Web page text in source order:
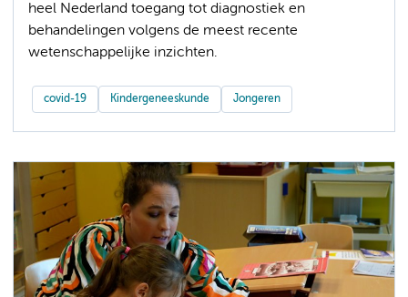
heel Nederland toegang tot diagnostiek en
behandelingen volgens de meest recente
wetenschappelijke inzichten.
covid-19 Kindergeneeskunde Jongeren